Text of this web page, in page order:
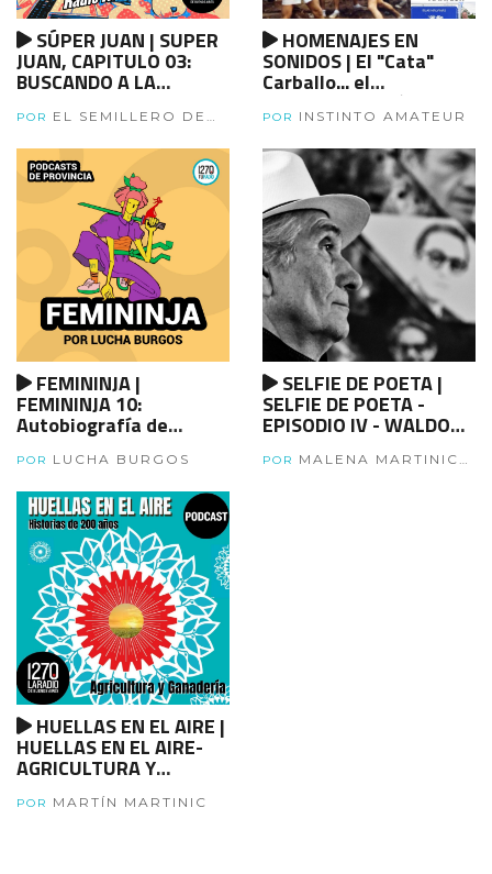
SÚPER JUAN | SUPER
JUAN, CAPITULO 03:
BUSCANDO A LA
POR
EL SEMILLERO DE
HOMENAJES EN
SONIDOS | El "Cata"
Carballo... el
combatiente olímpico
POR INSTINTO AMATEUR
FEMININJA |
FEMININJA 10:
Autobiografía de
Angela Davis
POR LUCHA BURGOS
SELFIE DE POETA |
SELFIE DE POETA -
EPISODIO IV - WALDO
POR
MALENA MARTINIC
HUELLAS EN EL AIRE |
HUELLAS EN EL AIRE-
AGRICULTURA Y
GANADERIA - Parte 1
POR MARTÍN MARTINIC